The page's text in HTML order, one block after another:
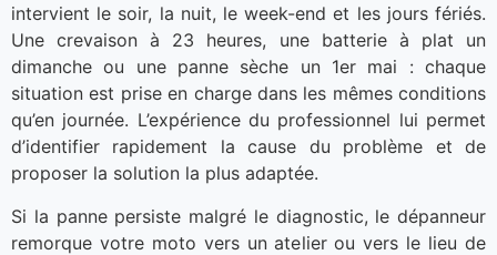
intervient le soir, la nuit, le week-end et les jours fériés.
Une crevaison à 23 heures, une batterie à plat un
dimanche ou une panne sèche un 1er mai : chaque
situation est prise en charge dans les mêmes conditions
qu’en journée. L’expérience du professionnel lui permet
d’identifier rapidement la cause du problème et de
proposer la solution la plus adaptée.
Si la panne persiste malgré le diagnostic, le dépanneur
remorque votre moto vers un atelier ou vers le lieu de